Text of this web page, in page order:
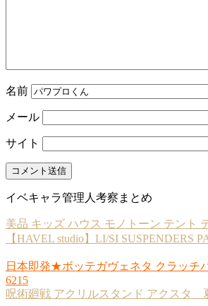
名前
メール
サイト
イベキャラ管理人考察まとめ
美品 キッズ ハウス モノトーン テント
【HAVEL studio】LI/SI SUSPENDERS
日本即発★ボッテガヴェネタ クラッチ
6215
呪術廻戦 アクリルスタンド アクスタ